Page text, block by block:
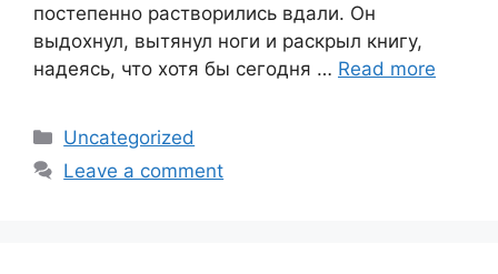
постепенно растворились вдали. Он
выдохнул, вытянул ноги и раскрыл книгу,
надеясь, что хотя бы сегодня … Read more
Categories
Uncategorized
Leave a comment